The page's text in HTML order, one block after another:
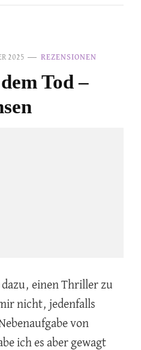
2025 REZENSIONEN
Tod –
einen Thriller zu
nicht, jedenfalls
von
ich es aber gewagt